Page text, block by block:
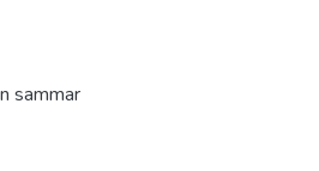
sammar